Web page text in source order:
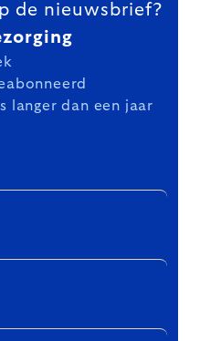
de nieuwsbrief?
langer dan een jaar